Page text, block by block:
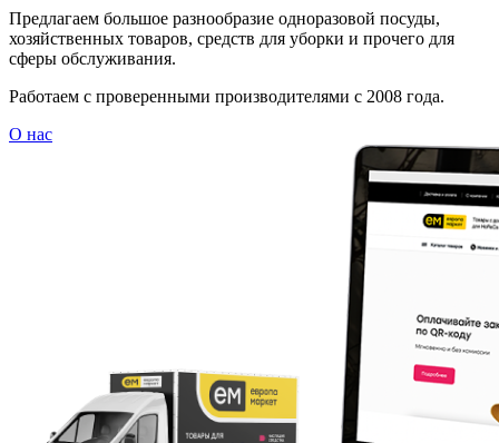
Предлагаем большое разнообразие одноразовой посуды,
хозяйственных товаров, средств для уборки и прочего для
сферы обслуживания.
Работаем с проверенными производителями с 2008 года.
О нас